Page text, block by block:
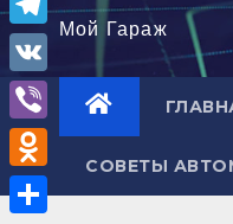
Мой Гараж
СОВЕТЫ
h
a
A
T
e
l
e
g
V
K
V
i
b
O